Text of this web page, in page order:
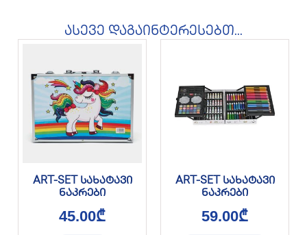
ასევე დაგაინტერესებთ...
ART-SET სახატავი
ნაკრები
45.00₾
ART-SET სახატავი
ნაკრები
59.00₾